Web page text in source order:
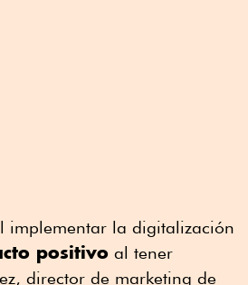
implementar la digitalización
positivo al tener
director de marketing de